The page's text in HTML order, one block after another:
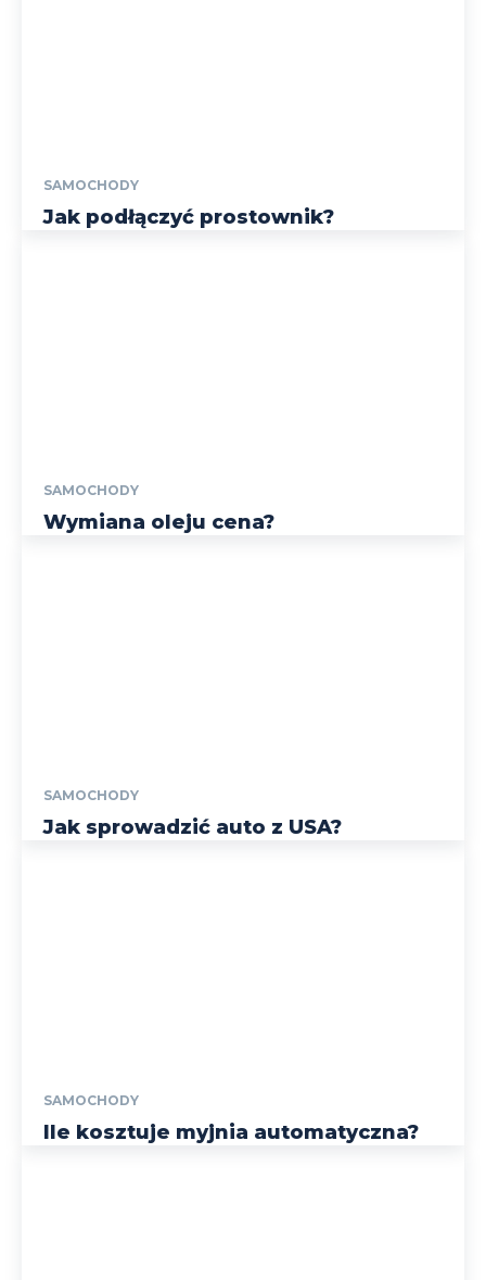
SAMOCHODY
Jak podłączyć prostownik?
SAMOCHODY
Wymiana oleju cena?
SAMOCHODY
Jak sprowadzić auto z USA?
SAMOCHODY
Ile kosztuje myjnia automatyczna?